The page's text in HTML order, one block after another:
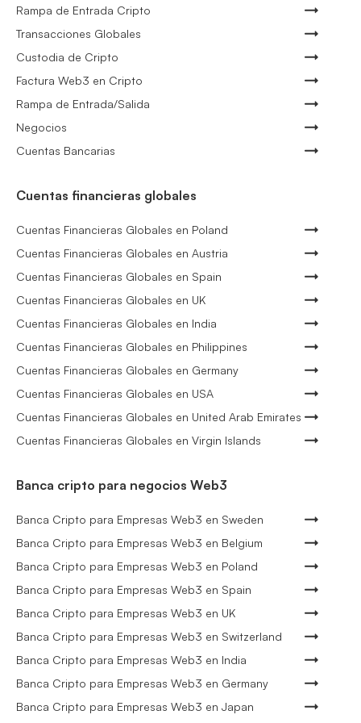
Rampa de Entrada Cripto
Transacciones Globales
Custodia de Cripto
Factura Web3 en Cripto
Rampa de Entrada/Salida
Negocios
Cuentas Bancarias
Cuentas financieras globales
Cuentas Financieras Globales en Poland
Cuentas Financieras Globales en Austria
Cuentas Financieras Globales en Spain
Cuentas Financieras Globales en UK
Cuentas Financieras Globales en India
Cuentas Financieras Globales en Philippines
Cuentas Financieras Globales en Germany
Cuentas Financieras Globales en USA
Cuentas Financieras Globales en United Arab Emirates
Cuentas Financieras Globales en Virgin Islands
Banca cripto para negocios Web3
Banca Cripto para Empresas Web3 en Sweden
Banca Cripto para Empresas Web3 en Belgium
Banca Cripto para Empresas Web3 en Poland
Banca Cripto para Empresas Web3 en Spain
Banca Cripto para Empresas Web3 en UK
Banca Cripto para Empresas Web3 en Switzerland
Banca Cripto para Empresas Web3 en India
Banca Cripto para Empresas Web3 en Germany
Banca Cripto para Empresas Web3 en Japan